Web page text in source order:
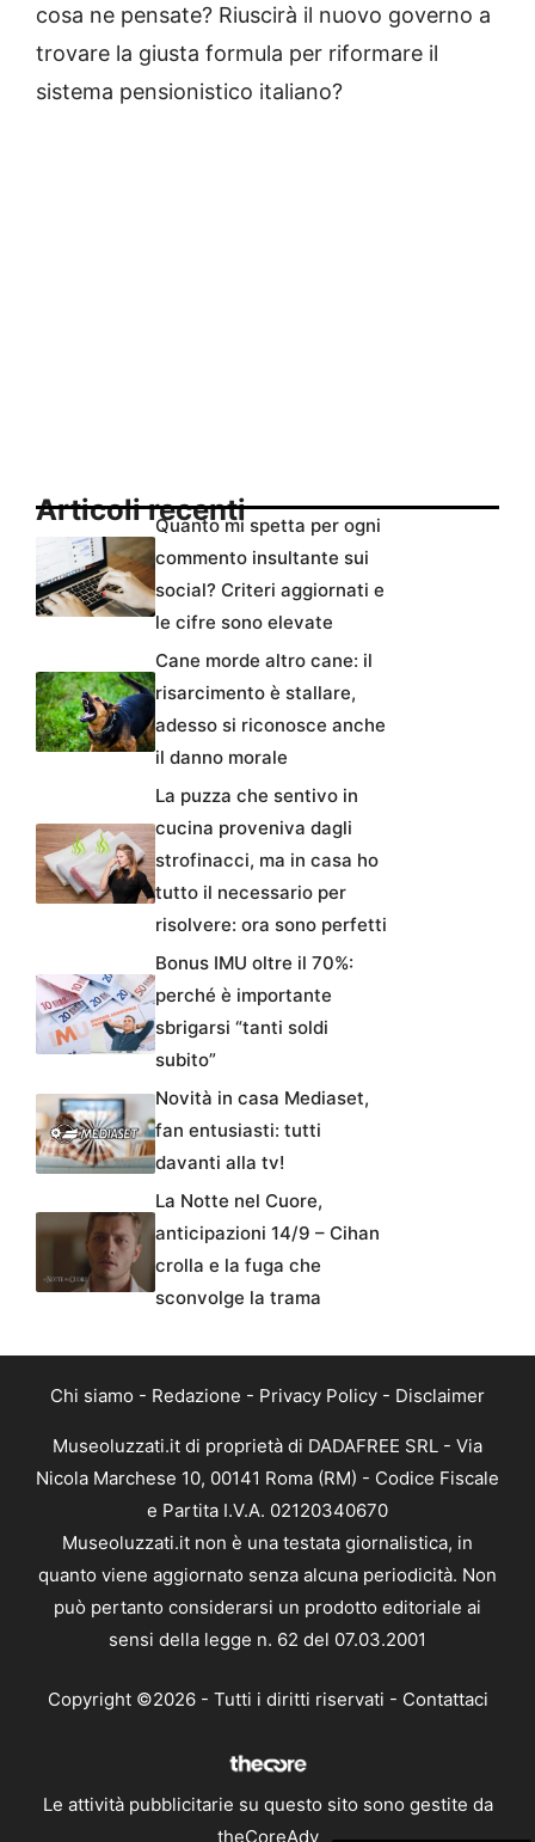
cosa ne pensate? Riuscirà il nuovo governo a
trovare la giusta formula per riformare il
sistema pensionistico italiano?
Articoli recentiQuanto mi spetta per ogni
commento insultante sui
social? Criteri aggiornati e
le cifre sono elevate
Cane morde altro cane: il
risarcimento è stallare,
adesso si riconosce anche
il danno morale
La puzza che sentivo in
cucina proveniva dagli
strofinacci, ma in casa ho
tutto il necessario per
risolvere: ora sono perfetti
Bonus IMU oltre il 70%:
perché è importante
sbrigarsi “tanti soldi
subito”
Novità in casa Mediaset,
fan entusiasti: tutti
davanti alla tv!
La Notte nel Cuore,
anticipazioni 14/9 – Cihan
crolla e la fuga che
sconvolge la trama
Chi siamo - Redazione - Privacy Policy - Disclaimer
Museoluzzati.it di proprietà di DADAFREE SRL - Via
Nicola Marchese 10, 00141 Roma (RM) - Codice Fiscale
e Partita I.V.A. 02120340670
Museoluzzati.it non è una testata giornalistica, in
quanto viene aggiornato senza alcuna periodicità. Non
può pertanto considerarsi un prodotto editoriale ai
sensi della legge n. 62 del 07.03.2001
Copyright ©2026 - Tutti i diritti riservati - Contattaci
Le attività pubblicitarie su questo sito sono gestite da
theCoreAdv